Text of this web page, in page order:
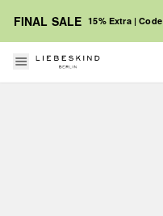
FINAL SALE 15% Extra | Code